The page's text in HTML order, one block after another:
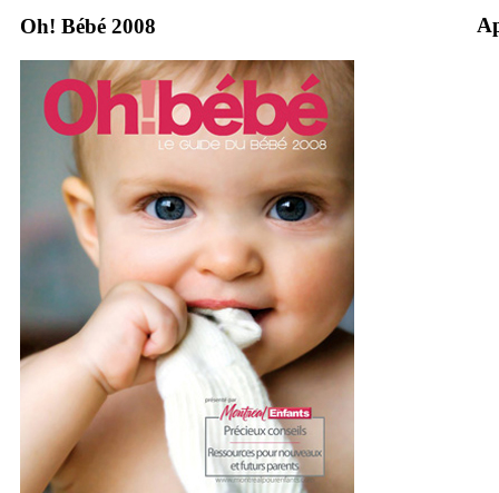
Oh! Bébé 2008